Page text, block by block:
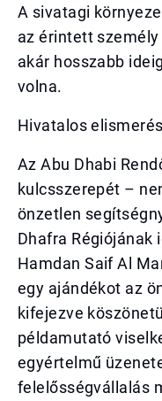
A sivatagi
az érintett
akár hosszabb
volna.
Hivatalos
Az Abu Dhabi
kulcsszerepét –
önzetlen
Dhafra Régiójának
Hamdan Saif Al
egy ajándékot az
kifejezve
példamutató
egyértelmű
felelősségvállalás